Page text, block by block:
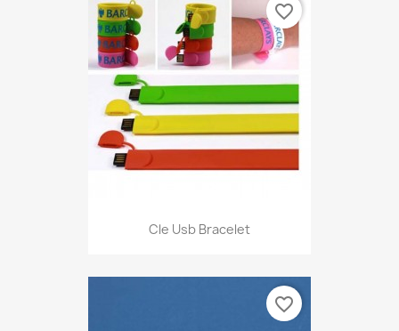
Cle Usb Bracelet
favorite_border
favorite_border